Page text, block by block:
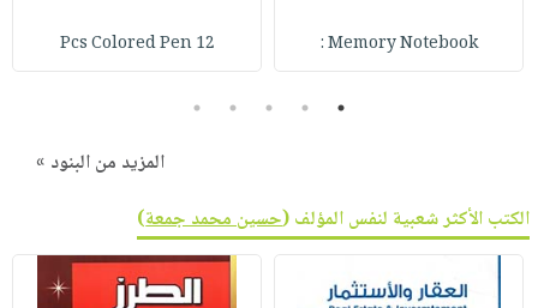
Memory Notebook :
12 Pcs Colored Pen
1
2
3
4
5
المزيد من البنود »
الكتب الأكثر شعبية لنفس المؤلف (حسين محمد جمعة)